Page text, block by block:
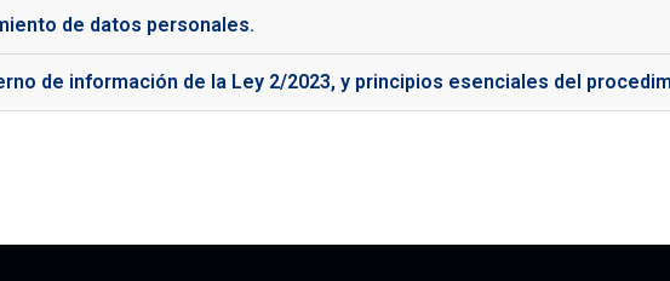
de datos personales.
de información de la Ley 2/2023, y principios esenciales del